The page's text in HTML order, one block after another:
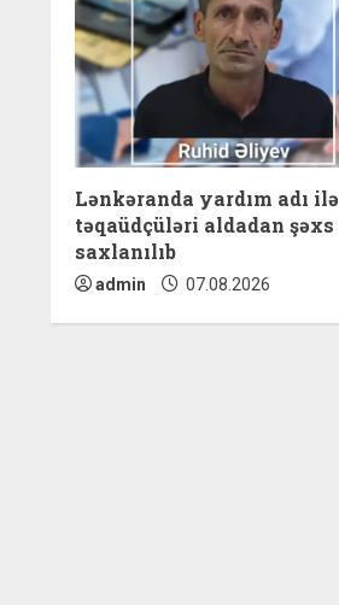
u
e
R
e
a
d
i
Lənkəranda yardım adı ilə
təqaüdçüləri aldadan şəxs
saxlanılıb
admin 07.08.2026